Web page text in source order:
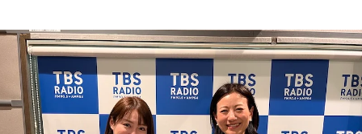
トピックス
TBS Podcast
お知らせ
イベント・グッズ
YouTube
会社情報